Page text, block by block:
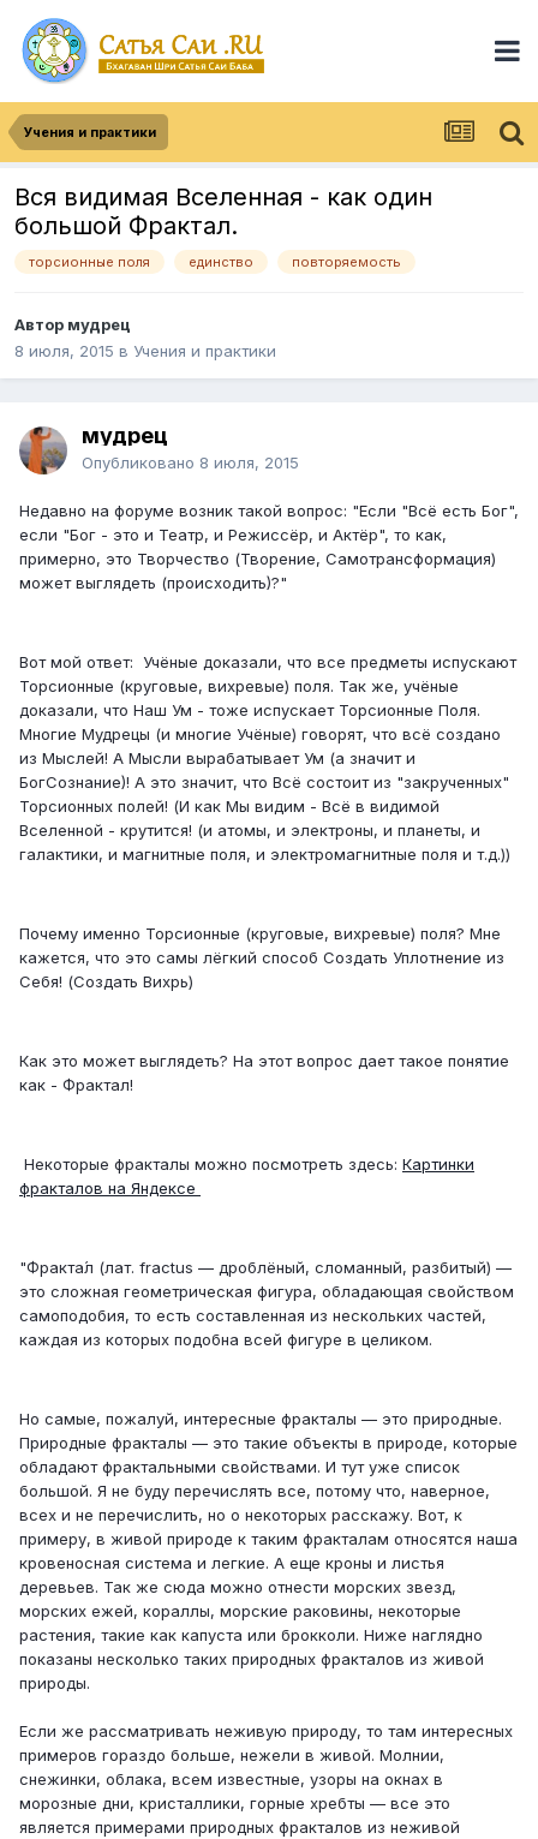
Учения и практики
Вся видимая Вселенная - как один
большой Фрактал.
торсионные поля единство повторяемость
Автор мудрец
8 июля, 2015 в Учения и практики
мудрец
Опубликовано 8 июля, 2015
Недавно на форуме возник такой вопрос: "Если "Всё есть Бог",
если "Бог - это и Театр, и Режиссёр, и Актёр", то как,
примерно, это Творчество (Творение, Самотрансформация)
может выглядеть (происходить)?"
Вот мой ответ: Учёные доказали, что все предметы испускают
Торсионные (круговые, вихревые) поля. Так же, учёные
доказали, что Наш Ум - тоже испускает Торсионные Поля.
Многие Мудрецы (и многие Учёные) говорят, что всё создано
из Мыслей! А Мысли вырабатывает Ум (а значит и
БогСознание)! А это значит, что Всё состоит из "закрученных"
Торсионных полей! (И как Мы видим - Всё в видимой
Вселенной - крутится! (и атомы, и электроны, и планеты, и
галактики, и магнитные поля, и электромагнитные поля и т.д.))
Почему именно Торсионные (круговые, вихревые) поля? Мне
кажется, что это самы лёгкий способ Создать Уплотнение из
Себя! (Создать Вихрь)
Как это может выглядеть? На этот вопрос дает такое понятие
как - Фрактал!
Некоторые фракталы можно посмотреть здесь: Картинки
фракталов на Яндексе
"Фракта́л (лат. fractus — дроблёный, сломанный, разбитый) —
это сложная геометрическая фигура, обладающая свойством
самоподобия, то есть составленная из нескольких частей,
каждая из которых подобна всей фигуре в целиком.
Но самые, пожалуй, интересные фракталы — это природные.
Природные фракталы — это такие объекты в природе, которые
обладают фрактальными свойствами. И тут уже список
большой. Я не буду перечислять все, потому что, наверное,
всех и не перечислить, но о некоторых расскажу. Вот, к
примеру, в живой природе к таким фракталам относятся наша
кровеносная система и легкие. А еще кроны и листья
деревьев. Так же сюда можно отнести морских звезд,
морских ежей, кораллы, морские раковины, некоторые
растения, такие как капуста или брокколи. Ниже наглядно
показаны несколько таких природных фракталов из живой
природы.
Если же рассматривать неживую природу, то там интересных
примеров гораздо больше, нежели в живой. Молнии,
снежинки, облака, всем известные, узоры на окнах в
морозные дни, кристаллики, горные хребты — все это
является примерами природных фракталов из неживой